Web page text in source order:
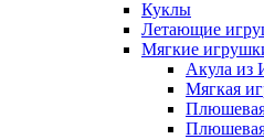
Куклы
Летающие
Мягкие
Акула из
Мягкая
Плюшевая